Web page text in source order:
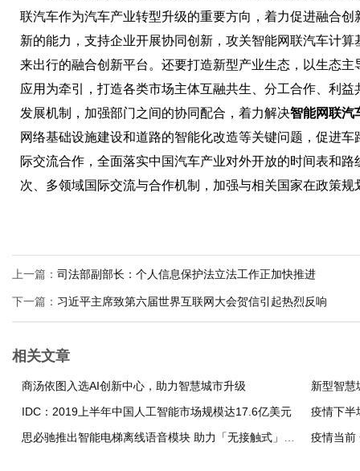
联汽车作为汽车产业转型升级的重要方向，着力促进融合
新的能力，支持企业开展协同创新，攻关智能网联汽车计
来出行的融合创新平台。还要打造新型产业生态，以生态
应用为牵引，打造各类市场主体互融共生、分工合作、利
发展机制，加强部门之间的协同配合，着力解决智能网联汽
网络基础设施建设和道路的智能化改造等关键问题，促进
际交流合作，全面落实中国汽车产业对外开放的时间表和
次、多领域国际交流与合作机制，加强与相关国家在政策
上一篇： 司法部副部长：个人信息保护法立法工作正加快推进
下一篇： 习近平主席致第六届世界互联网大会贺信引起热烈反响
相关文章
商汤依图入选AI创新中心，助力智慧城市升级
新型智慧
IDC：2019上半年中国人工智能市场规模达17.6亿美元
疫情下半
疫情当前